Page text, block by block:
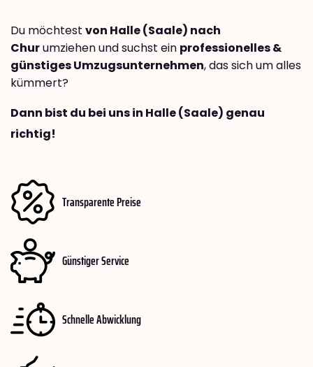
Du möchtest von Halle (Saale) nach
Churumziehen und suchst ein professionelles &
günstiges Umzugsunternehmen, das sich um alles
kümmert?
Dann bist du bei uns in Halle (Saale) genau
richtig!
Transparente Preise
Günstiger Service
Schnelle Abwicklung